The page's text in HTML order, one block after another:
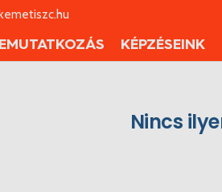
KÉPZÉSEINK
Nincs